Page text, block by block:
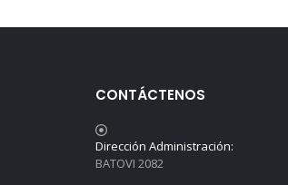
CONTÁCTENOS
Dirección Administración:
BATOVI 2082